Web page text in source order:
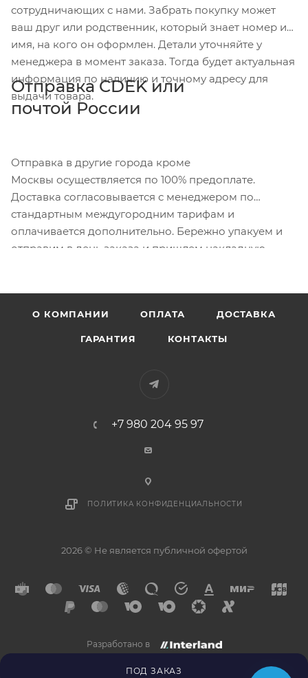
ПОД ЗАКАЗ
сотрудничающих с нами. Забрать покупку может
ваш друг или родственник, который знает номер и
имя, на кого он оформлен. Детали уточняйте у
менеджера в момент заказа. Тогда будет актуальная
информация по наличию и точному адресу для
выдачи товара.
Отправка CDEK или
почтой России
Отправка в другие города кроме
Москвы осуществляется по 100% предоплате.
Доставка согласовывается с менеджером по
стандартным междугородним тарифам и
оплачивается дополнительно. Бережно упакуем и
отправим в день заказа и пришлем накладную.
О КОМПАНИИ ОПЛАТА ДОСТАВКА
ГАРАНТИЯ КОНТАКТЫ
+7 980 204 95 97
ПОЛИТИКА КОНФИДЕНЦИАЛЬНОСТИ
2026 © Не является публичной офертой
Разработано в
×
Напишите нам в
Telegram